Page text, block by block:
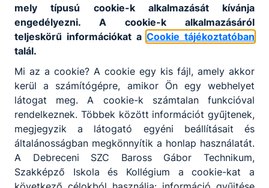
mely típusú cookie-k alkalmazását kívánja
engedélyezni. A cookie-k alkalmazásáról
teljeskörű információkat a Cookie tájékoztatóban
talál.
Mi az a cookie? A cookie egy kis fájl, amely akkor
kerül a számítógépre, amikor Ön egy webhelyet
látogat meg. A cookie-k számtalan funkcióval
rendelkeznek. Többek között információt gyűjtenek,
megjegyzik a látogató egyéni beállításait és
általánosságban megkönnyítik a honlap használatát.
A Debreceni SZC Baross Gábor Technikum,
Szakképző Iskola és Kollégium a cookie-kat a